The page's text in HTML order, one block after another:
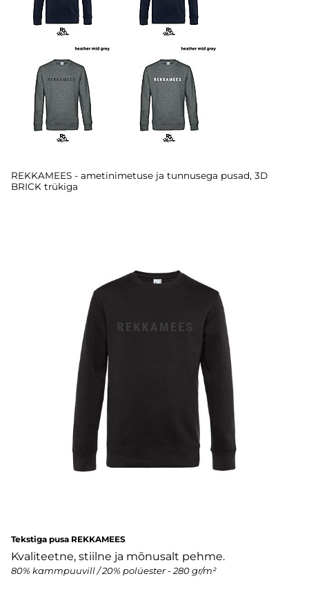
REKKAMEES - ametinimetuse ja tunnusega pusad, 3D
BRICK trükiga
Tekstiga pusa REKKAMEES
Kvaliteetne, stiilne ja mõnusalt pehme.
80% kammpuuvill / 20% polüester - 280 gr/m²